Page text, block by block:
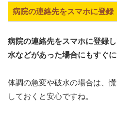
病院の連絡先をスマホに登録
病院の連絡先をスマホに登録
水などがあった場合にもすぐ
体調の急変や破水の場合は、
しておくと安心ですね。